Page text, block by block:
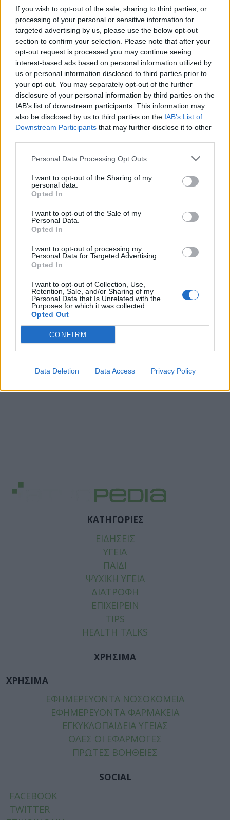
If you wish to opt-out of the sale, sharing to third parties, or
processing of your personal or sensitive information for
targeted advertising by us, please use the below opt-out
section to confirm your selection. Please note that after your
opt-out request is processed you may continue seeing
interest-based ads based on personal information utilized by
us or personal information disclosed to third parties prior to
your opt-out. You may separately opt-out of the further
disclosure of your personal information by third parties on the
IAB’s list of downstream participants. This information may
also be disclosed by us to third parties on the IAB’s List of
Downstream Participants that may further disclose it to other
Personal Data Processing Opt Outs
I want to opt-out of the Sharing of my
personal data.
Opted In
I want to opt-out of the Sale of my
Personal Data.
Opted In
I want to opt-out of processing my
Personal Data for Targeted Advertising.
Opted In
I want to opt-out of Collection, Use,
Retention, Sale, and/or Sharing of my
Personal Data that Is Unrelated with the
Purposes for which it was collected.
Opted Out
CONFIRM
Data Deletion Data Access Privacy Policy
ΕΦΗΜΕΡΕΥΟΝΤΑ ΝΟΣΟΚΟΜΕΙΑ
Δείτε ποιάνοσοκομείαεφημερεύουν
ΚΑΤΗΓΟΡΙΕΣ
ΕΙΔΗΣΕΙΣ
ΥΓΕΙΑ
ΠΑΙΔΙ
ΨΥΧΙΚΗ ΥΓΕΙΑ
ΔΙΑΤΡΟΦΗ
ΕΠΙΧΕΙΡΕΙΝ
TIPS
HEALTH TALKS
ΧΡΗΣΙΜΑ
ΧΡΗΣΙΜΑ
ΕΦΗΜΕΡΕΥΟΝΤΑ ΝΟΣΟΚΟΜΕΙΑ
ΕΦΗΜΕΡΕΥΟΝΤΑ ΦΑΡΜΑΚΕΙΑ
ΕΓΚΥΚΛΟΠΑΙΔΕΙΑ ΥΓΕΙΑΣ
ΟΛΕΣ ΟΙ ΕΦΑΡΜΟΓΕΣ
ΠΡΩΤΕΣ ΒΟΗΘΕΙΕΣ
SOCIAL
FACEBOOK
TWITTER